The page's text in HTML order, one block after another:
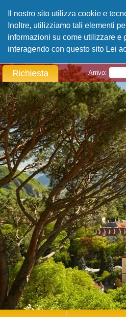
Il nostro sito utilizza cookie e
Inoltre, utilizziamo tali elementi
informazioni su come utilizzare e
interagendo con questo sito Lei
Richiesta Arrivo: